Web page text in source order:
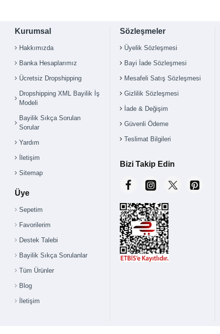
Kurumsal
Hakkımızda
Banka Hesaplarımız
Ücretsiz Dropshipping
Dropshipping XML Bayilik İş
Modeli
Bayilik Sıkça Sorulan
Sorular
Yardım
İletişim
Sitemap
Üye
Sepetim
Favorilerim
Destek Talebi
Bayilik Sıkça Sorulanlar
Tüm Ürünler
Blog
İletişim
Sözleşmeler
Üyelik Sözleşmesi
Bayi İade Sözleşmesi
Mesafeli Satış Sözleşmesi
Gizlilik Sözleşmesi
İade & Değişim
Güvenli Ödeme
Teslimat Bilgileri
Bizi Takip Edin